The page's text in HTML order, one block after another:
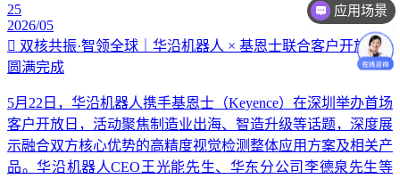
25
2026/05
双核共振·智领全球｜华沿机器人 × 基恩士联合客户开放日
圆满完成
5月22日，华沿机器人携手基恩士（Keyence）在深圳举办首场
客户开放日，活动聚焦制造业出海、智造升级等话题，深度展
示融合双方核心优势的高精度视觉检测整体应用方案及相关产
品。华沿机器人CEO王光能先生、华东分公司李德泉先生等
价格咨询